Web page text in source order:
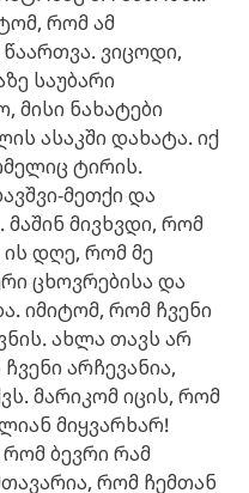
რომ ამ
ვიცოდი,
საუბარი
მისი ნახატები
ასაკში დახატა. იქ
ტირის.
მეთქი და
მივხვდი, რომ
დღე, რომ მე
ცხოვრებისა და
იმიტომ, რომ ჩვენი
ახლა თავს არ
არჩევანია,
მარიკომ იცის, რომ
მიყვარხარ!
ბევრი რამ
რომ ჩემთან